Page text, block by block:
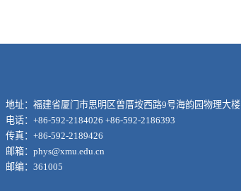
地址：福建省厦门市思明区曾厝垵西路9号海韵园物理大楼
电话：+86-592-2184026 +86-592-2186393
传真：+86-592-2189426
邮箱：phys@xmu.edu.cn
邮编：361005